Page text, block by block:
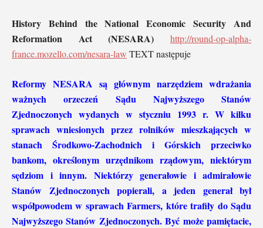
History Behind the National Economic Security And
Reformation Act (NESARA) http://round-op-alpha-
france.mozello.com/nesara-law TEXT następuje
Reformy NESARA są głównym narzędziem wdrażania
ważnych orzeczeń Sądu Najwyższego Stanów
Zjednoczonych wydanych w styczniu 1993 r. W kilku
sprawach wniesionych przez rolników mieszkających w
stanach Środkowo-Zachodnich i Górskich przeciwko
bankom, określonym urzędnikom rządowym, niektórym
sędziom i innym. Niektórzy generałowie i admirałowie
Stanów Zjednoczonych popierali, a jeden generał był
współpowodem w sprawach Farmers, które trafiły do ​​Sądu
Najwyższego Stanów Zjednoczonych. Być może pamiętacie,